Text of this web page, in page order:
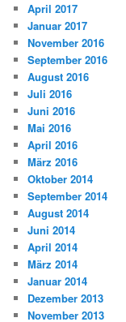
April 2017
Januar 2017
November 2016
September 2016
August 2016
Juli 2016
Juni 2016
Mai 2016
April 2016
März 2016
Oktober 2014
September 2014
August 2014
Juni 2014
April 2014
März 2014
Januar 2014
Dezember 2013
November 2013